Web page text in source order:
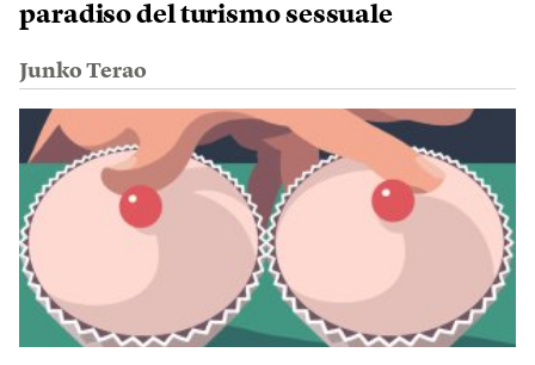
paradiso del turismo sessuale
Junko Terao